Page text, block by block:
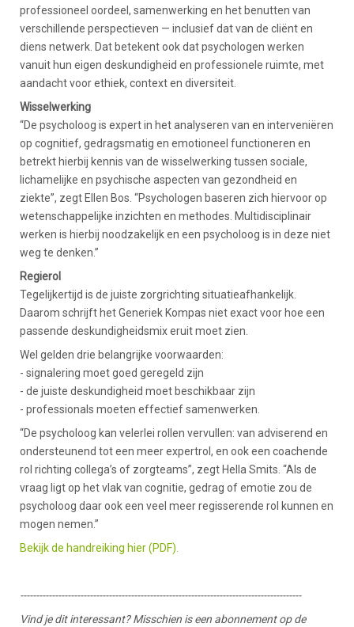
professioneel oordeel, samenwerking en het benutten van
verschillende perspectieven — inclusief dat van de cliënt en
diens netwerk. Dat betekent ook dat psychologen werken
vanuit hun eigen deskundigheid en professionele ruimte, met
aandacht voor ethiek, context en diversiteit.
Wisselwerking
“De psycholoog is expert in het analyseren van en interveniëren
op cognitief, gedragsmatig en emotioneel functioneren en
betrekt hierbij kennis van de wisselwerking tussen sociale,
lichamelijke en psychische aspecten van gezondheid en
ziekte”, zegt Ellen Bos. “Psychologen baseren zich hiervoor op
wetenschappelijke inzichten en methodes. Multidisciplinair
werken is hierbij noodzakelijk en een psycholoog is in deze niet
weg te denken.”
Regierol
Tegelijkertijd is de juiste zorgrichting situatieafhankelijk.
Daarom schrijft het Generiek Kompas niet exact voor hoe een
passende deskundigheidsmix eruit moet zien.
Wel gelden drie belangrijke voorwaarden:
- signalering moet goed geregeld zijn
- de juiste deskundigheid moet beschikbaar zijn
- professionals moeten effectief samenwerken.
“De psycholoog kan velerlei rollen vervullen: van adviserend en
ondersteunend tot een meer expertrol, en ook een coachende
rol richting collega’s of zorgteams”, zegt Hella Smits. “Als de
vraag ligt op het vlak van cognitie, gedrag of emotie zou de
psycholoog daar ook een veel meer regisserende rol kunnen en
mogen nemen.”
Bekijk de handreiking hier (PDF).
-----------------------------------------------------------------------------------------
Vind je dit interessant? Misschien is een abonnement op de